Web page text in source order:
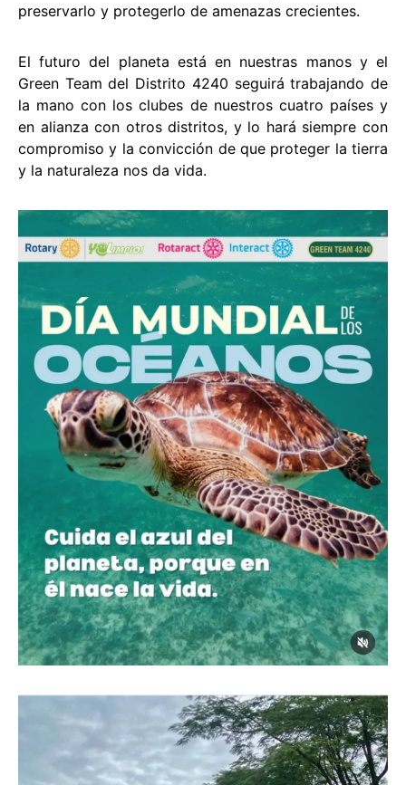
preservarlo y protegerlo de amenazas crecientes.
El futuro del planeta está en nuestras manos y el
Green Team del Distrito 4240 seguirá trabajando de
la mano con los clubes de nuestros cuatro países y
en alianza con otros distritos, y lo hará siempre con
compromiso y la convicción de que proteger la tierra
y la naturaleza nos da vida.